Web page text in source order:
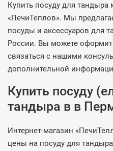
Купить посуду для
«ПечиТеплов». Мы
посуды и аксессуаров для
России. Вы можете
связаться с нашими
дополнительной
Купить посуду
тандыра в в
Интернет-магазин
цены на посуду для